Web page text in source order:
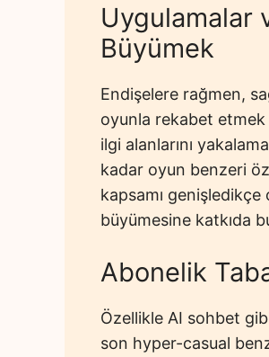
Uygulamalar
Büyümek
Endişelere rağmen,
oyunla rekabet etmek
ilgi alanlarını
kadar oyun benzeri
kapsamı
büyümesine katkıda
Abonelik
Özellikle AI sohbet
son hyper-casual